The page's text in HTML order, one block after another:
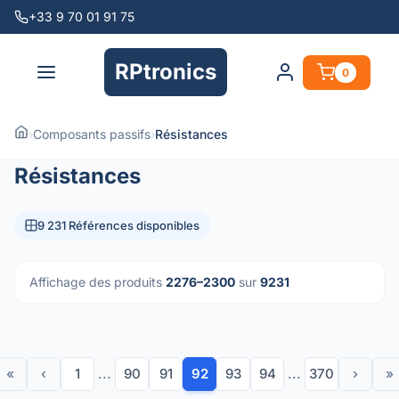
+33 9 70 01 91 75
RPtronics 0
›Composants passifs›Résistances
Résistances
9 231 Références disponibles
Affichage des produits 2276–2300 sur 9231
« ‹ 1 ... 90 91 92 93 94 ... 370 › »